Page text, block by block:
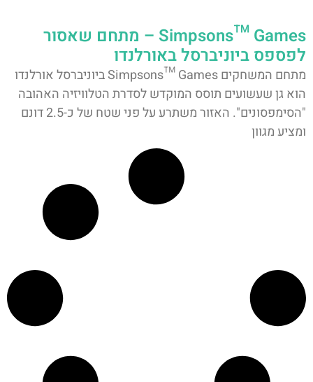
Simpsons™ Games – מתחם שאסור
לפספס ביוניברסל באורלנדו
מתחם המשחקים Simpsons™ Games ביוניברסל אורלנדו
הוא גן שעשועים תוסס המוקדש לסדרת הטלוויזיה האהובה
"הסימפסונים". האזור משתרע על פני שטח של כ-2.5 דונם
ומציע מגוון